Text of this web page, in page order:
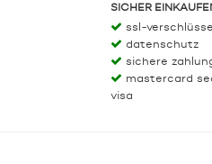
SICHER
ssl-
datenschutz
sichere
mastercard
visa